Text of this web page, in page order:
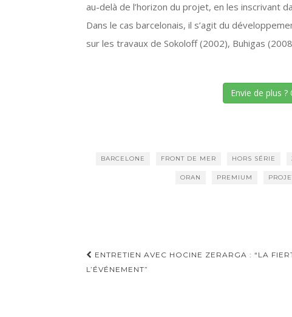
au-delà de l’horizon du projet, en les inscrivant
Dans le cas barcelonais, il s’agit du
sur les travaux de Sokoloff (2002), Buhigas
Envie de plus
BARCELONE FRONT DE MER HORS SÉRIE
ORAN PREMIUM
Navigation d'article
ENTRETIEN AVEC HOCINE ZERARGA : “LA
L’ÉVÉNEMENT”